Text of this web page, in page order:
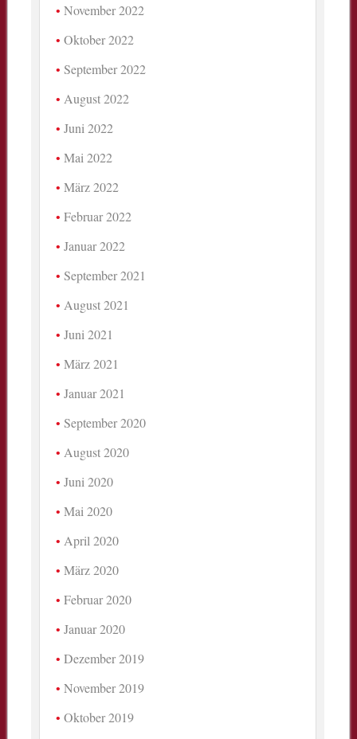
November 2022
Oktober 2022
September 2022
August 2022
Juni 2022
Mai 2022
März 2022
Februar 2022
Januar 2022
September 2021
August 2021
Juni 2021
März 2021
Januar 2021
September 2020
August 2020
Juni 2020
Mai 2020
April 2020
März 2020
Februar 2020
Januar 2020
Dezember 2019
November 2019
Oktober 2019